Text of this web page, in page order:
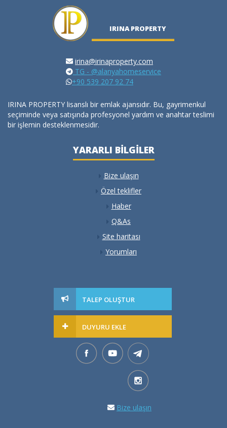
IRINA PROPERTY
irina@irinaproperty.com
TG - @alanyahomeservice
+90 539 207 92 74
IRINA PROPERTY lisanslı bir emlak ajansıdır. Bu, gayrimenkul
seçiminde veya satışında profesyonel yardım ve anahtar teslimi
bir işlemin desteklenmesidir.
YARARLI BILGILER
Bize ulaşın
Özel teklifler
Haber
Q&As
Site haritası
Yorumları
TALEP OLUŞTUR
DUYURU EKLE
Bize ulaşın